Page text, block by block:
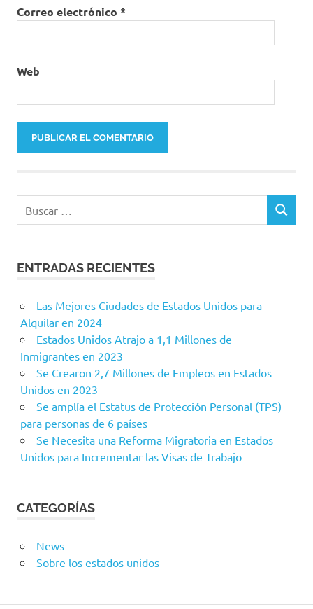
Correo electrónico *
Web
BUSCAR
ENTRADAS RECIENTES
Las Mejores Ciudades de Estados Unidos para
Alquilar en 2024
Estados Unidos Atrajo a 1,1 Millones de
Inmigrantes en 2023
Se Crearon 2,7 Millones de Empleos en Estados
Unidos en 2023
Se amplía el Estatus de Protección Personal (TPS)
para personas de 6 países
Se Necesita una Reforma Migratoria en Estados
Unidos para Incrementar las Visas de Trabajo
CATEGORÍAS
News
Sobre los estados unidos